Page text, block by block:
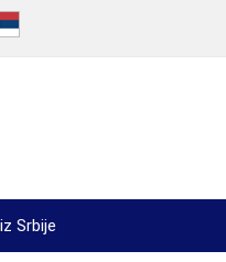
Srbije